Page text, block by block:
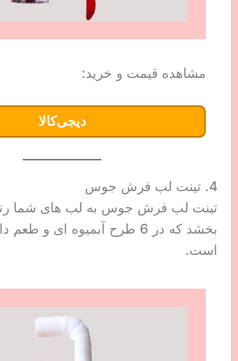
مشاهده قیمت و خرید:
دیجی‌کالا
4. تینت لب فرش جوس
تینت لب فرش جوس به لب های شما
بخشد که در 6 طرح آبمیوه ای و
است.